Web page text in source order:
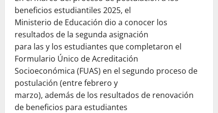
beneficios estudiantiles 2025, el
Ministerio de Educación dio a conocer los
resultados de la segunda asignación
para las y los estudiantes que completaron el
Formulario Único de Acreditación
Socioeconómica (FUAS) en el segundo proceso de
postulación (entre febrero y
marzo), además de los resultados de renovación
de beneficios para estudiantes